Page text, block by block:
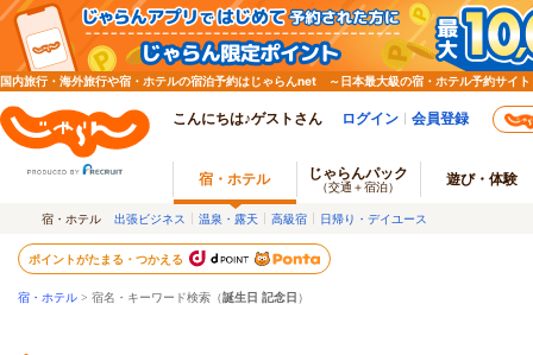
国内旅行・海外旅行や宿・ホテルの宿泊予約はじゃらんnet ～日本最大級の宿・ホテル予約サイト
こんにちは♪ゲストさん ログイン 会員登録
宿・ホテル じゃらんパック
（交通＋宿泊） 遊び・体験
宿・ホテル 出張ビジネス 温泉・露天 高級宿 日帰り・デイユース
ポイントがたまる・つかえる
宿・ホテル > 宿名・キーワード検索（誕生日 記念日 ）